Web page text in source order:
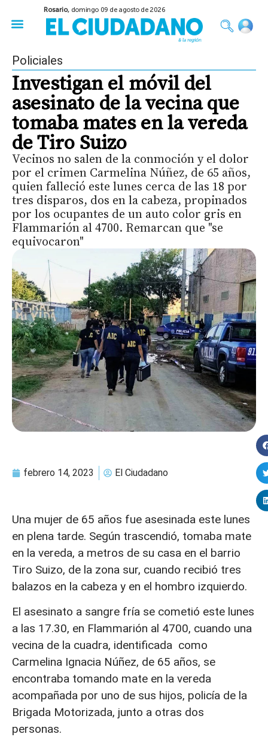
Rosario, domingo 09 de agosto de 2026
Policiales
Investigan el móvil del
asesinato de la vecina que
tomaba mates en la vereda
de Tiro Suizo
Vecinos no salen de la conmoción y el dolor
por el crimen Carmelina Núñez, de 65 años,
quien falleció este lunes cerca de las 18 por
tres disparos, dos en la cabeza, propinados
por los ocupantes de un auto color gris en
Flammarión al 4700. Remarcan que "se
equivocaron"
febrero 14, 2023 El Ciudadano
Una mujer de 65 años fue asesinada este lunes
en plena tarde. Según trascendió, tomaba mate
en la vereda, a metros de su casa en el barrio
Tiro Suizo, de la zona sur, cuando recibió tres
balazos en la cabeza y en el hombro izquierdo.
El asesinato a sangre fría se cometió este lunes
a las 17.30, en Flammarión al 4700, cuando una
vecina de la cuadra, identificada como
Carmelina Ignacia Núñez, de 65 años, se
encontraba tomando mate en la vereda
acompañada por uno de sus hijos, policía de la
Brigada Motorizada, junto a otras dos
personas.